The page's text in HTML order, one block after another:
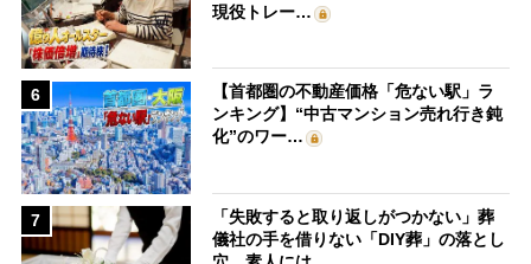
現役トレー…
6
【首都圏の不動産価格「危ない駅」ラ
ンキング】“中古マンション売れ行き鈍
化”のワー…
7
「失敗すると取り返しがつかない」葬
儀社の手を借りない「DIY葬」の落とし